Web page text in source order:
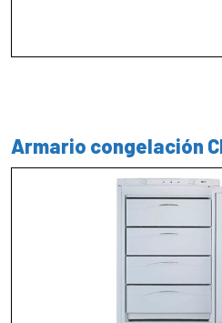
Armario congelación